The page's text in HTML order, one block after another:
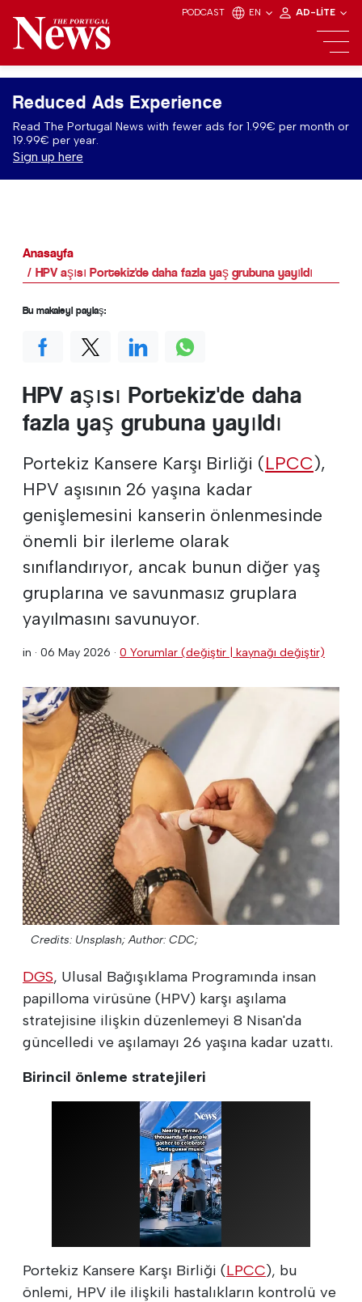
PODCAST EN AD-LITE
Reduced Ads Experience
Read The Portugal News with fewer ads for 1.99€ per month or
19.99€ per year.
Sign up here
Anasayfa
HPV aşısı Portekiz'de daha fazla yaş grubuna yayıldı
HPV aşısı Portekiz'de daha
fazla yaş grubuna yayıldı
Portekiz Kansere Karşı Birliği (LPCC),
HPV aşısının 26 yaşına kadar
genişlemesini kanserin önlenmesinde
önemli bir ilerleme olarak
sınıflandırıyor, ancak bunun diğer yaş
gruplarına ve savunmasız gruplara
yayılmasını savunuyor.
in · 06 May 2026 · 0 Yorumlar (değiştir | kaynağı değiştir)
Credits: Unsplash; Author: CDC;
DGS, Ulusal Bağışıklama Programında insan
papilloma virüsüne (HPV) karşı aşılama
stratejisine ilişkin düzenlemeyi 8 Nisan'da
güncelledi ve aşılamayı 26 yaşına kadar uzattı.
Birincil önleme stratejileri
Portekiz Kansere Karşı Birliği (LPCC), bu
önlemi, HPV ile ilişkili hastalıkların kontrolü ve
Bu makaleyi paylaş: